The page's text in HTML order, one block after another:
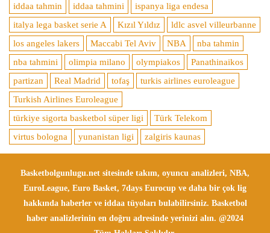
iddaa tahmin
iddaa tahmini
ispanya liga endesa
italya lega basket serie A
Kızıl Yıldız
ldlc asvel villeurbanne
los angeles lakers
Maccabi Tel Aviv NBA
nba tahmin
nba tahmini
olimpia milano olympiakos
Panathinaikos
partizan
Real Madrid tofaş
turkis airlines euroleague
Turkish Airlines Euroleague
türkiye sigorta basketbol süper ligi
Türk Telekom
virtus bologna
yunanistan ligi zalgiris kaunas
Basketbolgunlugu.net sitesinde takım, oyuncu analizleri, NBA,
EuroLeague, Euro Basket, 7days Eurocup ve daha bir çok lig
hakkında haberler ve iddaa tüyoları bulabilirsiniz. Basketbol
haber analizlerinin en doğru adresinde yerinizi alın. @2024